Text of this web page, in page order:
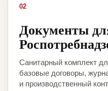
02
Документы
Санитарный комплект
базовые договоры,
и производственный